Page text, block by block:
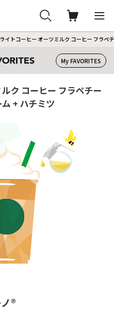
ライトコーヒー オーツミルク コーヒー フラペ
My FAVORITES
ク コーヒー フラペチー
+ ハチミツ
®